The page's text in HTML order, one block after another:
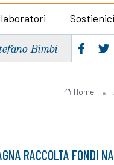
Sostienici
Bimbi
Home
RACCOLTA FONDI